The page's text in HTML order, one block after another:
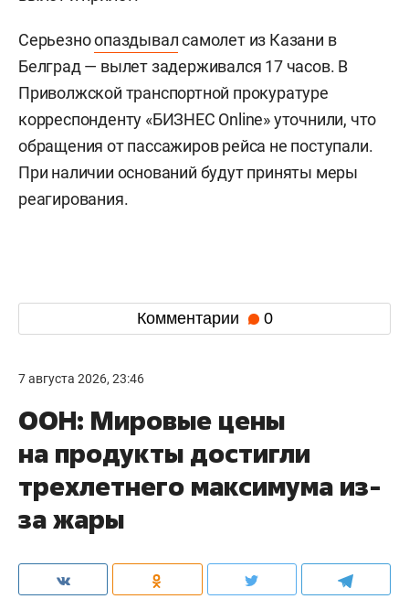
Серьезноопаздывалсамолет из Казани в
Белград — вылет задерживался 17 часов. В
Приволжской транспортной прокуратуре
корреспонденту «БИЗНЕС Online» уточнили, что
обращения от пассажиров рейса не поступали.
При наличии оснований будут приняты меры
реагирования.
Комментарии 0
7 августа 2026, 23:46
ООН: Мировые цены
на продукты достигли
трехлетнего максимума из-
за жары